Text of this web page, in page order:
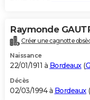
Raymonde
Créer une cagnotte
Naissance
22/01/1911 à Bordeaux(
Décès
02/03/1994 à Bordeaux(